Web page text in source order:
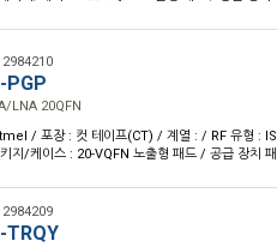
2984210
PGP
LNA 20QFN
/ 포장 : 컷 테이프(CT) / 계열 : / RF 유형 :
지/케이스 : 20-VQFN 노출형 패드 / 공급 장치
2984209
TRQY